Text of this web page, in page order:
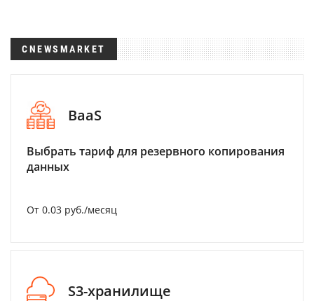
CNEWSMARKET
BaaS
Выбрать тариф для резервного копирования
данных
От 0.03 руб./месяц
S3-хранилище